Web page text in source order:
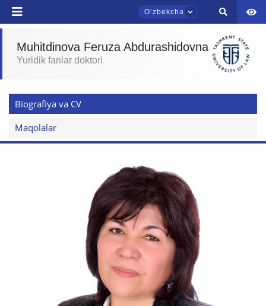
Oʼzbekcha
Muhitdinova Feruza Abdurashidovna
Yuridik fanlar doktori
Biografiya va CV
Maqolalar
TDYU qabul murojaatlari chati
Qabul bo'yicha murojaatlaringizni ushbu
Mavzuni tanlang — keyin shu mavzudagi aniq
1. Hujjatlar (bakalavr) (5) 2. Hujjatlar (magistr) (4)
3. Suhbat (bakalavr) (8) 4. Suhbat (magistr) (5)